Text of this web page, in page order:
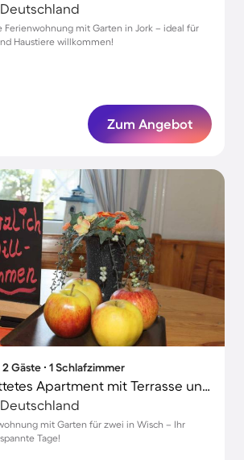
Ferienwohnung mit Garten in Jork – ideal für
Haustiere willkommen!
Zum Angebot
Gäste ∙ 1 Schlafzimmer
Voll ausgestattetes Apartment mit Terrasse und Garten | Strand in der Nähe
mit Garten für zwei in Wisch – Ihr
Tage!